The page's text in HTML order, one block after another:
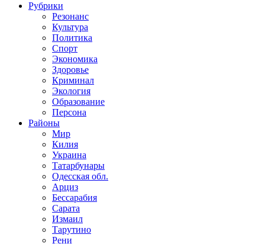
Рубрики
Резонанс
Культура
Политика
Спорт
Экономика
Здоровье
Криминал
Экология
Образование
Персона
Районы
Мир
Килия
Украина
Татарбунары
Одесская обл.
Арциз
Бессарабия
Сарата
Измаил
Тарутино
Рени